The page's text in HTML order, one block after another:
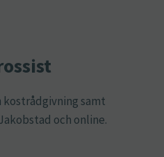
kostrådgivning samt
och online.